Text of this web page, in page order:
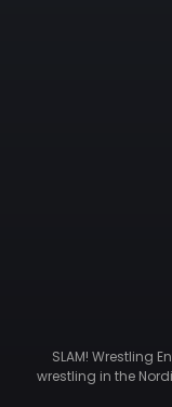
SLAM! Wrestling
wrestling in the